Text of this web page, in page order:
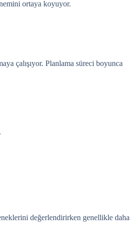
ortaya koyuyor.
çalışıyor. Planlama süreci boyunca
değerlendirirken genellikle daha